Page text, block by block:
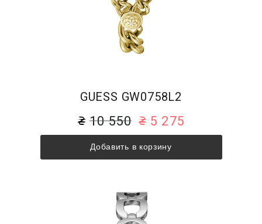
GUESS GW0758L2
10 550 5 275
Добавить в корзину